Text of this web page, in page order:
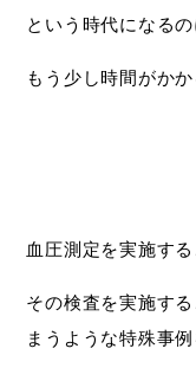
という時代になる
もう少し時間がか
血圧測定を実施す
その検査を実施す
まうような特殊事